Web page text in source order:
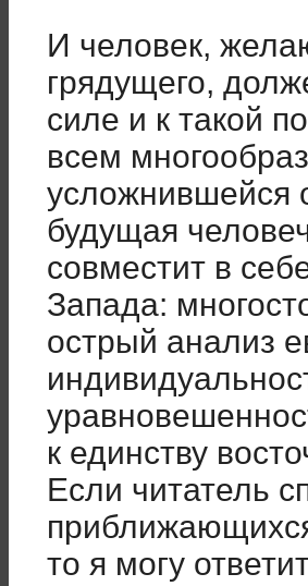
И человек,
грядущего,
силе и к такой
всем
усложнившейся
будущая
совместит в
Запада:
острый анализ
к единству
Если читатель
то я могу